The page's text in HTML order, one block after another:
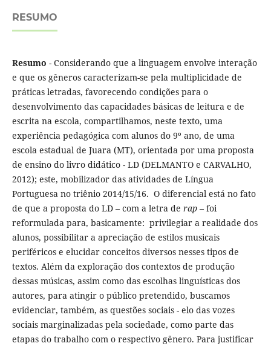
RESUMO
Resumo - Considerando que a linguagem envolve interação
e que os gêneros caracterizam-se pela multiplicidade de
práticas letradas, favorecendo condições para o
desenvolvimento das capacidades básicas de leitura e de
escrita na escola, compartilhamos, neste texto, uma
experiência pedagógica com alunos do 9º ano, de uma
escola estadual de Juara (MT), orientada por uma proposta
de ensino do livro didático - LD (DELMANTO e CARVALHO,
2012); este, mobilizador das atividades de Língua
Portuguesa no triênio 2014/15/16. O diferencial está no fato
de que a proposta do LD – com a letra de rap– foi
reformulada para, basicamente: privilegiar a realidade dos
alunos, possibilitar a apreciação de estilos musicais
periféricos e elucidar conceitos diversos nesses tipos de
textos. Além da exploração dos contextos de produção
dessas músicas, assim como das escolhas linguísticas dos
autores, para atingir o público pretendido, buscamos
evidenciar, também, as questões sociais - elo das vozes
sociais marginalizadas pela sociedade, como parte das
etapas do trabalho com o respectivo gênero. Para justificar